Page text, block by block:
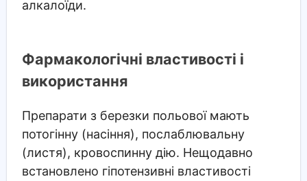
алкалоїди.
Фармакологічні властивості і
використання
Препарати з березки польової мають
потогінну (насіння), послаблювальну
(листя), кровоспинну дію. Нещодавно
встановлено гіпотензивні властивості